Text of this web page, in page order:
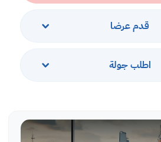
قدم عرضا
اطلب جولة